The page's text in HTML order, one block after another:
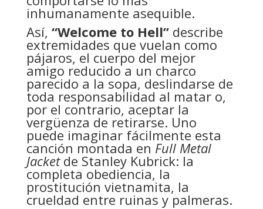
inhumanamente asequible.
Así, “Welcome to Hell”describe
extremidades que vuelan como
pájaros, el cuerpo del mejor
amigo reducido a un charco
parecido a la sopa, deslindarse de
toda responsabilidad al matar o,
por el contrario, aceptar la
vergüenza de retirarse. Uno
puede imaginar fácilmente esta
canción montada en Full Metal
Jacketde Stanley Kubrick: la
completa obediencia, la
prostitución vietnamita, la
crueldad entre ruinas y palmeras.